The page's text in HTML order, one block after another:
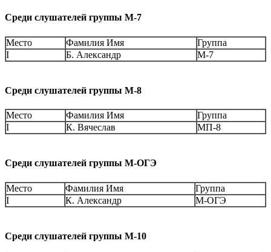
Среди слушателей группы М-7
Место Фамилия Имя
Группа
I
Б. Александр М-7
Среди слушателей группы М-8
Место Фамилия Имя
Группа
I
К. Вячеслав МП-8
Среди слушателей группы М-ОГЭ
Место Фамилия Имя
Группа
I
К. Александр М-ОГЭ
Среди слушателей группы М-10